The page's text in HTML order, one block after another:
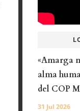
«Amarga
alma
del COP
31 Jul 2026